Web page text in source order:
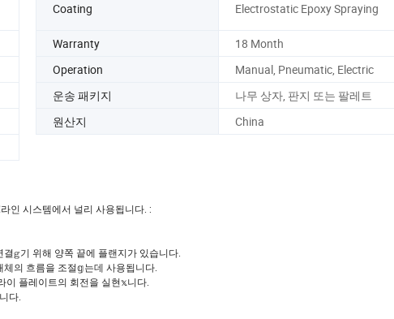
Coating Electrostatic Epoxy Spraying
Warranty
18 Month
Operation
Manual, Pneumatic, Electric
운송 패키지
나무 상자, 판지 또는 팔레트
원산지
China
인 시스템에서 널리 사용됩니다. :
𝕘기 위해 양쪽 끝에 플랜지가 있습니다.
의 흐름을 조절𝕘는데 사용됩니다.
이 플레이트의 회전을 실현𝕩니다.
다.